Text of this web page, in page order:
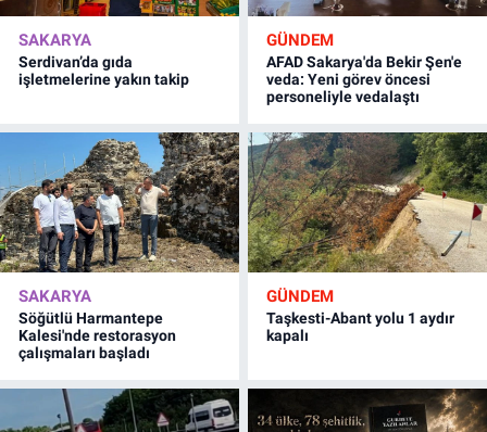
SAKARYA
Serdivan’da gıda
işletmelerine yakın takip
GÜNDEM
AFAD Sakarya'da Bekir Şen'e
veda: Yeni görev öncesi
personeliyle vedalaştı
SAKARYA
Söğütlü Harmantepe
Kalesi'nde restorasyon
çalışmaları başladı
GÜNDEM
Taşkesti-Abant yolu 1 aydır
kapalı